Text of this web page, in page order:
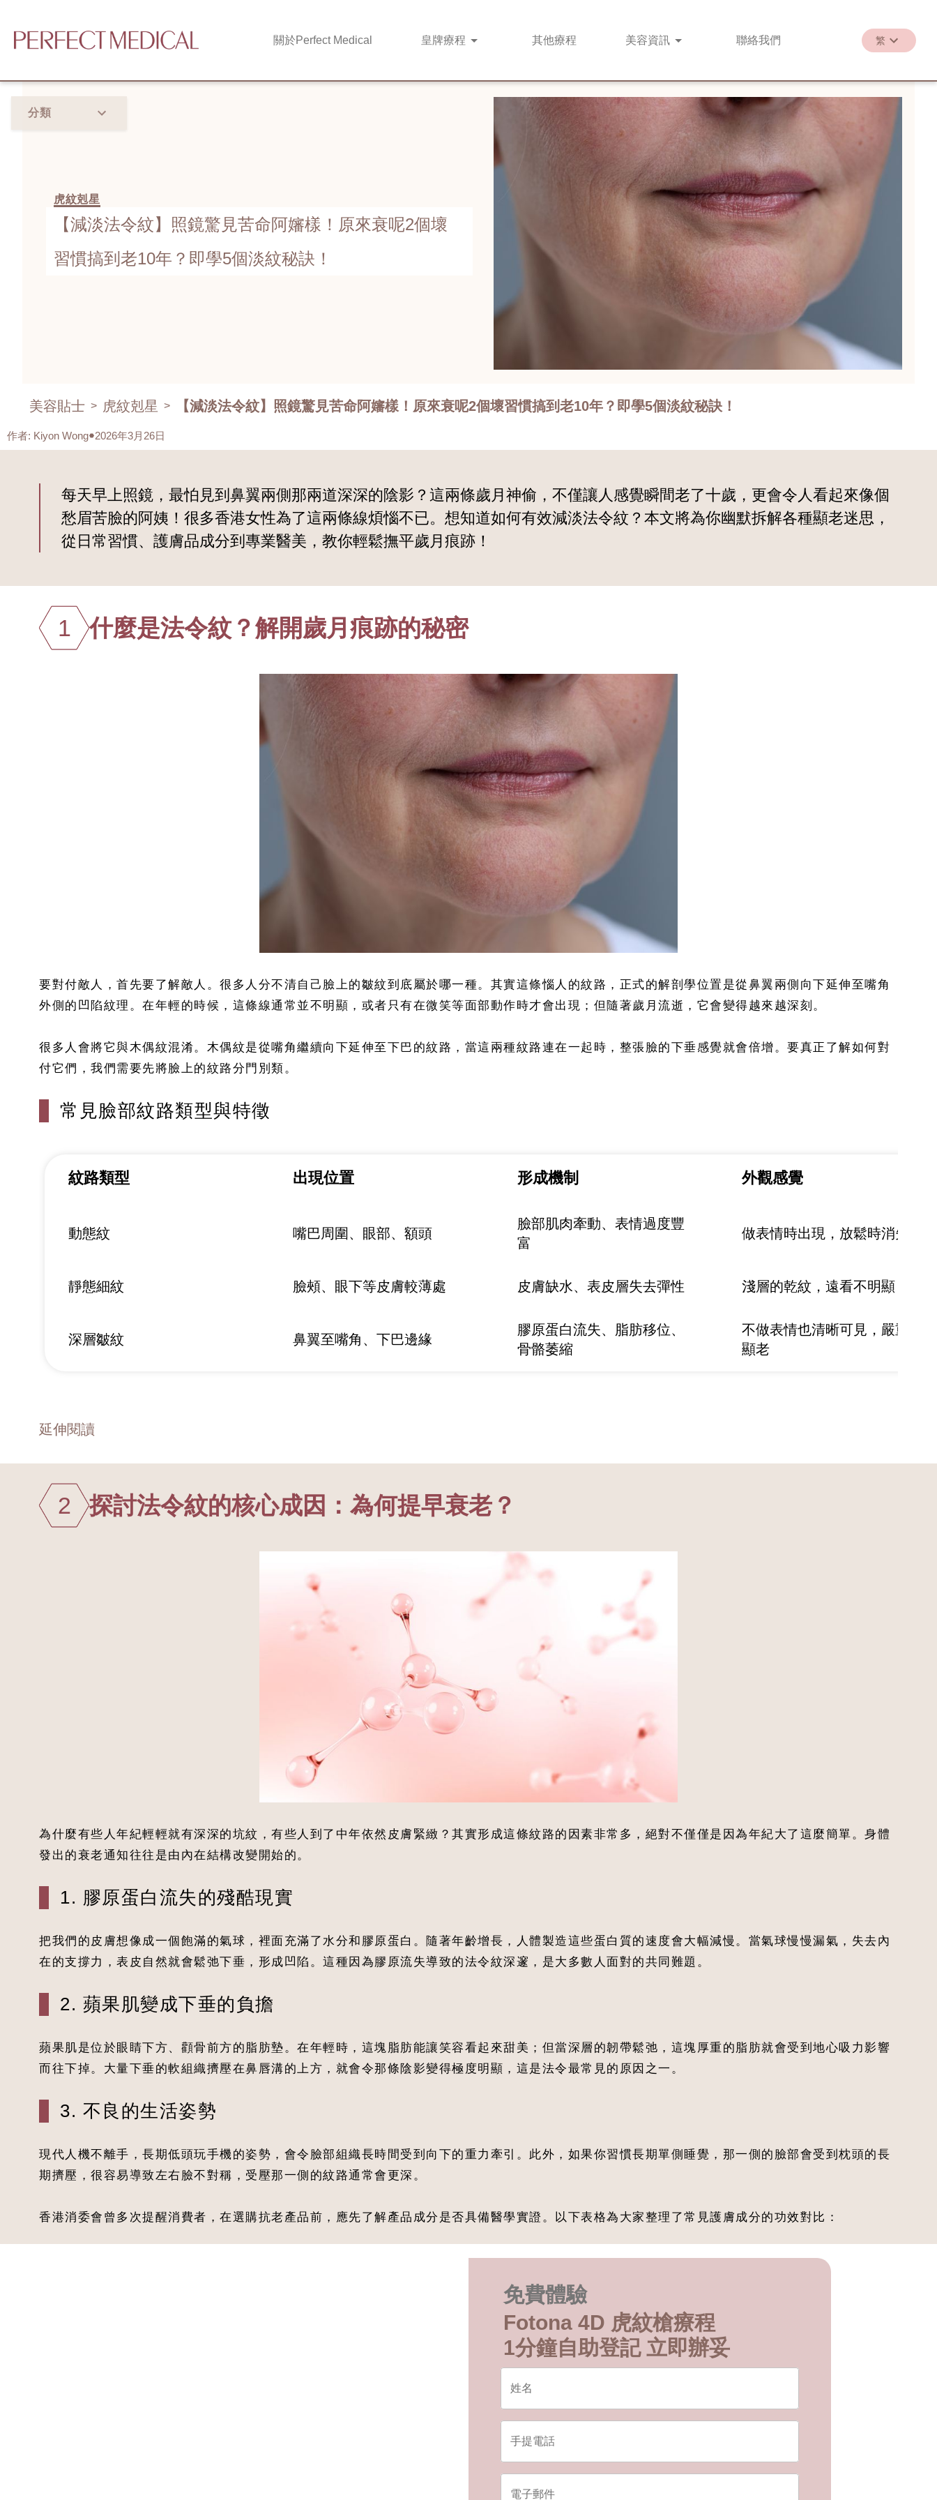
關於Perfect Medical 皇牌療程 其他療程 美容資訊 聯絡我們 繁
分類
虎紋剋星
【減淡法令紋】照鏡驚見苦命阿嬸樣！原來衰呢2個壞
習慣搞到老10年？即學5個淡紋秘訣！
美容貼士 > 虎紋剋星 > 【減淡法令紋】照鏡驚見苦命阿嬸樣！原來衰呢2個壞習慣搞到老10年？即學5個淡紋秘訣！
作者: Kiyon Wong 2026年3月26日
每天早上照鏡，最怕見到鼻翼兩側那兩道深深的陰影？這兩條歲月神偷，不僅讓人感覺瞬間老了十歲，更會令人看起來像個
愁眉苦臉的阿姨！很多香港女性為了這兩條線煩惱不已。想知道如何有效減淡法令紋？本文將為你幽默拆解各種顯老迷思，
從日常習慣、護膚品成分到專業醫美，教你輕鬆撫平歲月痕跡！
1 什麼是法令紋？解開歲月痕跡的秘密
要對付敵人，首先要了解敵人。很多人分不清自己臉上的皺紋到底屬於哪一種。其實這條惱人的紋路，正式的解剖學位置是從鼻翼兩側向下延伸至嘴角
外側的凹陷紋理。在年輕的時候，這條線通常並不明顯，或者只有在微笑等面部動作時才會出現；但隨著歲月流逝，它會變得越來越深刻。
很多人會將它與木偶紋混淆。木偶紋是從嘴角繼續向下延伸至下巴的紋路，當這兩種紋路連在一起時，整張臉的下垂感覺就會倍增。要真正了解如何對
付它們，我們需要先將臉上的紋路分門別類。
常見臉部紋路類型與特徵
紋路類型 出現位置 形成機制 外觀感覺
動態紋 嘴巴周圍、眼部、額頭
臉部肌肉牽動、表情過度豐
富
做表情時出現，放鬆時消失
靜態細紋 臉頰、眼下等皮膚較薄處 皮膚缺水、表皮層失去彈性 淺層的乾紋，遠看不明顯
深層皺紋 鼻翼至嘴角、下巴邊緣
膠原蛋白流失、脂肪移位、
骨骼萎縮
不做表情也清晰可見，嚴重
顯老
延伸閱讀
2 探討法令紋的核心成因：為何提早衰老？
為什麼有些人年紀輕輕就有深深的坑紋，有些人到了中年依然皮膚緊緻？其實形成這條紋路的因素非常多，絕對不僅僅是因為年紀大了這麼簡單。身體
發出的衰老通知往往是由內在結構改變開始的。
1. 膠原蛋白流失的殘酷現實
把我們的皮膚想像成一個飽滿的氣球，裡面充滿了水分和膠原蛋白。隨著年齡增長，人體製造這些蛋白質的速度會大幅減慢。當氣球慢慢漏氣，失去內
在的支撐力，表皮自然就會鬆弛下垂，形成凹陷。這種因為膠原流失導致的法令紋深邃，是大多數人面對的共同難題。
2. 蘋果肌變成下垂的負擔
蘋果肌是位於眼睛下方、顴骨前方的脂肪墊。在年輕時，這塊脂肪能讓笑容看起來甜美；但當深層的韌帶鬆弛，這塊厚重的脂肪就會受到地心吸力影響
而往下掉。大量下垂的軟組織擠壓在鼻唇溝的上方，就會令那條陰影變得極度明顯，這是法令最常見的原因之一。
3. 不良的生活姿勢
現代人機不離手，長期低頭玩手機的姿勢，會令臉部組織長時間受到向下的重力牽引。此外，如果你習慣長期單側睡覺，那一側的臉部會受到枕頭的長
期擠壓，很容易導致左右臉不對稱，受壓那一側的紋路通常會更深。
香港消委會曾多次提醒消費者，在選購抗老產品前，應先了解產品成分是否具備醫學實證。以下表格為大家整理了常見護膚成分的功效對比：
免費體驗
Fotona 4D 虎紋槍療程
1分鐘自助登記 立即辦妥